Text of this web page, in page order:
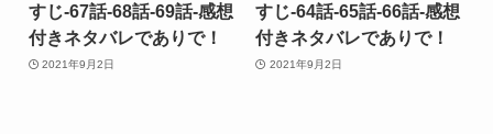
すじ-67話-68話-69話-感想
付きネタバレでありで！
2021年9月2日
すじ-64話-65話-66話-感想
付きネタバレでありで！
2021年9月2日